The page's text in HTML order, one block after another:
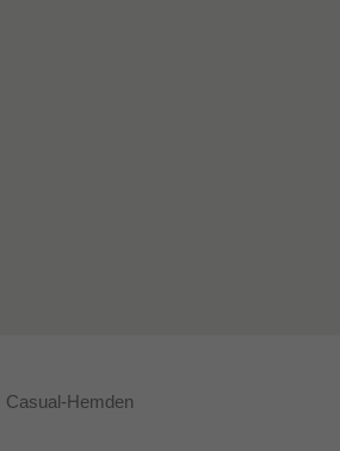
Casual-Hemden